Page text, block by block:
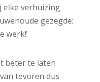
elke verhuizing
gezegde:
werk!’
beter te laten
tevoren dus